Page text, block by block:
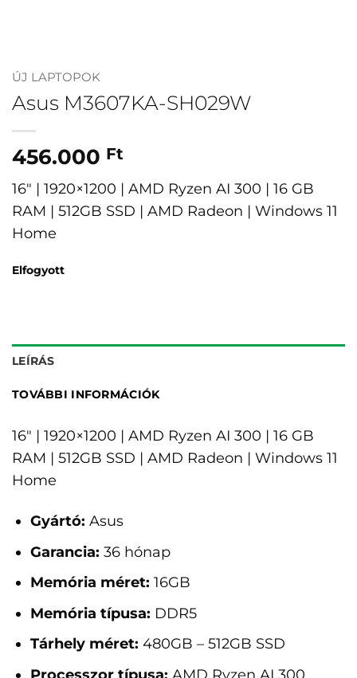
ÚJ LAPTOPOK
Asus M3607KA-SH029W
456.000 Ft
16″ | 1920×1200 | AMD Ryzen AI 300 | 16 GB
RAM | 512GB SSD | AMD Radeon | Windows 11
Home
Elfogyott
LEÍRÁS
TOVÁBBI INFORMÁCIÓK
16" | 1920×1200 | AMD Ryzen AI 300 | 16 GB
RAM | 512GB SSD | AMD Radeon | Windows 11
Home
Gyártó: Asus
Garancia: 36 hónap
Memória méret: 16GB
Memória típusa: DDR5
Tárhely méret: 480GB – 512GB SSD
Processzor típusa: AMD Ryzen AI 300